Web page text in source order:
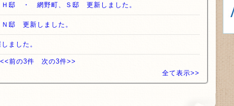
Ｈ邸 ・ 網野町、Ｓ邸 更新しました。
邸 更新しました。
ました。
<<前の3件
次の3件>>
全て表示>>